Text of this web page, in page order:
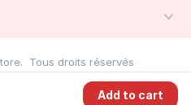
Add to cart
Tous droits réservés